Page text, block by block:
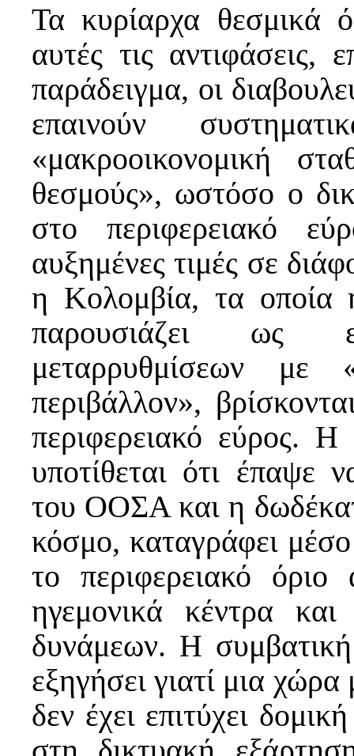
Τα κυρίαρχα θεσμικά
αυτές τις αντιφάσεις,
παράδειγμα, οι
επαινούν
«μακροοικονομική
θεσμούς», ωστόσο ο
στο περιφερειακό
αυξημένες τιμές σε
η Κολομβία, τα οποία
παρουσιάζει ως
μεταρρυθμίσεων με
περιβάλλον»,
περιφερειακό εύρος.
υποτίθεται ότι έπαψε
του ΟΟΣΑ και η
κόσμο, καταγράφει
το περιφερειακό
ηγεμονικά κέντρα
δυνάμεων. Η
εξηγήσει γιατί μια
δεν έχει επιτύχει